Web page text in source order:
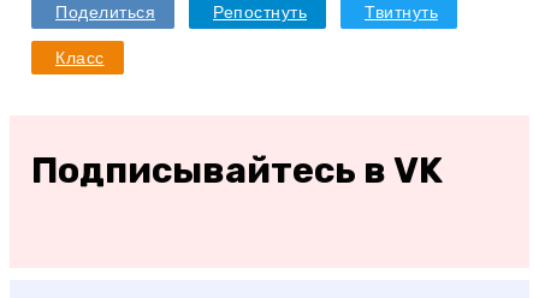
Поделиться Репостнуть Твитнуть
Класс
Подписывайтесь в VK